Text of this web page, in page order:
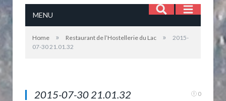
MENU
Home » Restaurant de l’Hostellerie du Lac »
2015-
07-30 21.01.32
2015-07-30 21.01.32 0